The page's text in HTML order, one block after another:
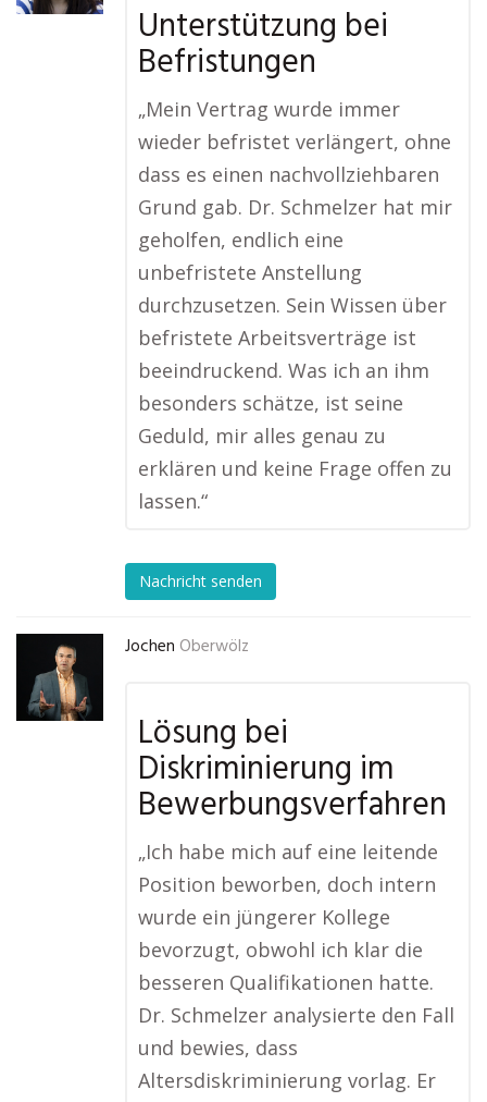
Unterstützung bei
Befristungen
„Mein Vertrag wurde immer
wieder befristet verlängert, ohne
dass es einen nachvollziehbaren
Grund gab. Dr. Schmelzer hat mir
geholfen, endlich eine
unbefristete Anstellung
durchzusetzen. Sein Wissen über
befristete Arbeitsverträge ist
beeindruckend. Was ich an ihm
besonders schätze, ist seine
Geduld, mir alles genau zu
erklären und keine Frage offen zu
lassen.“
Nachricht senden
Jochen Oberwölz
Lösung bei
Diskriminierung im
Bewerbungsverfahren
„Ich habe mich auf eine leitende
Position beworben, doch intern
wurde ein jüngerer Kollege
bevorzugt, obwohl ich klar die
besseren Qualifikationen hatte.
Dr. Schmelzer analysierte den Fall
und bewies, dass
Altersdiskriminierung vorlag. Er